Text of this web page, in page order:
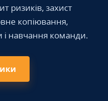
ризиків, захист
копіювання,
і навчання команди.